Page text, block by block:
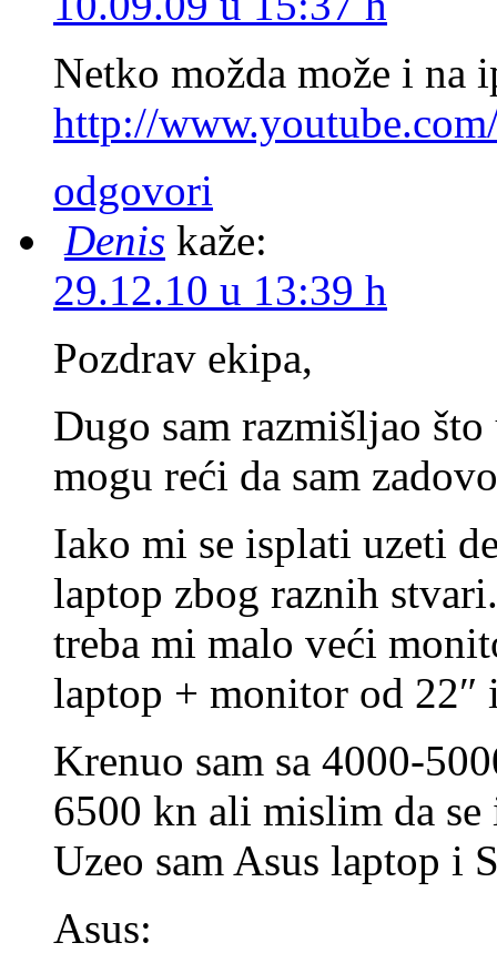
Netko možda može i na
http://
odgovori
Denis kaže:
29.12.10 u 13:39 h
Pozdrav ekipa,
Dugo sam razmišljao
mogu reći da sam
Iako mi se isplati uzeti
laptop zbog raznih
treba mi malo veći
laptop + monitor od
Krenuo sam sa 4000-
6500 kn ali mislim da
Uzeo sam Asus laptop i
Asus: